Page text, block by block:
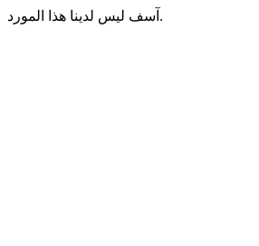
آسف ليس لدينا هذا المورد.